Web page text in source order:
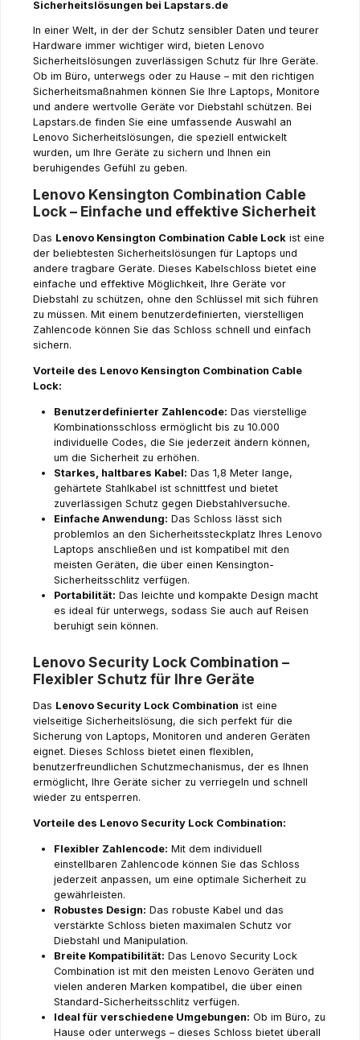
Sicherheitslösungen bei Lapstars.de
In einer Welt, in der der Schutz sensibler Daten und teurer
Hardware immer wichtiger wird, bieten Lenovo
Sicherheitslösungen zuverlässigen Schutz für Ihre Geräte.
Ob im Büro, unterwegs oder zu Hause – mit den richtigen
Sicherheitsmaßnahmen können Sie Ihre Laptops, Monitore
und andere wertvolle Geräte vor Diebstahl schützen. Bei
Lapstars.de finden Sie eine umfassende Auswahl an
Lenovo Sicherheitslösungen, die speziell entwickelt
wurden, um Ihre Geräte zu sichern und Ihnen ein
beruhigendes Gefühl zu geben.
Lenovo Kensington Combination Cable
Lock – Einfache und effektive Sicherheit
Das Lenovo Kensington Combination Cable Lock ist eine
der beliebtesten Sicherheitslösungen für Laptops und
andere tragbare Geräte. Dieses Kabelschloss bietet eine
einfache und effektive Möglichkeit, Ihre Geräte vor
Diebstahl zu schützen, ohne den Schlüssel mit sich führen
zu müssen. Mit einem benutzerdefinierten, vierstelligen
Zahlencode können Sie das Schloss schnell und einfach
sichern.
Vorteile des Lenovo Kensington Combination Cable
Lock:
Benutzerdefinierter Zahlencode: Das vierstellige
Kombinationsschloss ermöglicht bis zu 10.000
individuelle Codes, die Sie jederzeit ändern können,
um die Sicherheit zu erhöhen.
Starkes, haltbares Kabel: Das 1,8 Meter lange,
gehärtete Stahlkabel ist schnittfest und bietet
zuverlässigen Schutz gegen Diebstahlversuche.
Einfache Anwendung: Das Schloss lässt sich
problemlos an den Sicherheitssteckplatz Ihres Lenovo
Laptops anschließen und ist kompatibel mit den
meisten Geräten, die über einen Kensington-
Sicherheitsschlitz verfügen.
Portabilität: Das leichte und kompakte Design macht
es ideal für unterwegs, sodass Sie auch auf Reisen
beruhigt sein können.
Lenovo Security Lock Combination –
Flexibler Schutz für Ihre Geräte
Das Lenovo Security Lock Combination ist eine
vielseitige Sicherheitslösung, die sich perfekt für die
Sicherung von Laptops, Monitoren und anderen Geräten
eignet. Dieses Schloss bietet einen flexiblen,
benutzerfreundlichen Schutzmechanismus, der es Ihnen
ermöglicht, Ihre Geräte sicher zu verriegeln und schnell
wieder zu entsperren.
Vorteile des Lenovo Security Lock Combination:
Flexibler Zahlencode: Mit dem individuell
einstellbaren Zahlencode können Sie das Schloss
jederzeit anpassen, um eine optimale Sicherheit zu
gewährleisten.
Robustes Design: Das robuste Kabel und das
verstärkte Schloss bieten maximalen Schutz vor
Diebstahl und Manipulation.
Breite Kompatibilität: Das Lenovo Security Lock
Combination ist mit den meisten Lenovo Geräten und
vielen anderen Marken kompatibel, die über einen
Standard-Sicherheitsschlitz verfügen.
Ideal für verschiedene Umgebungen: Ob im Büro, zu
Hause oder unterwegs – dieses Schloss bietet überall